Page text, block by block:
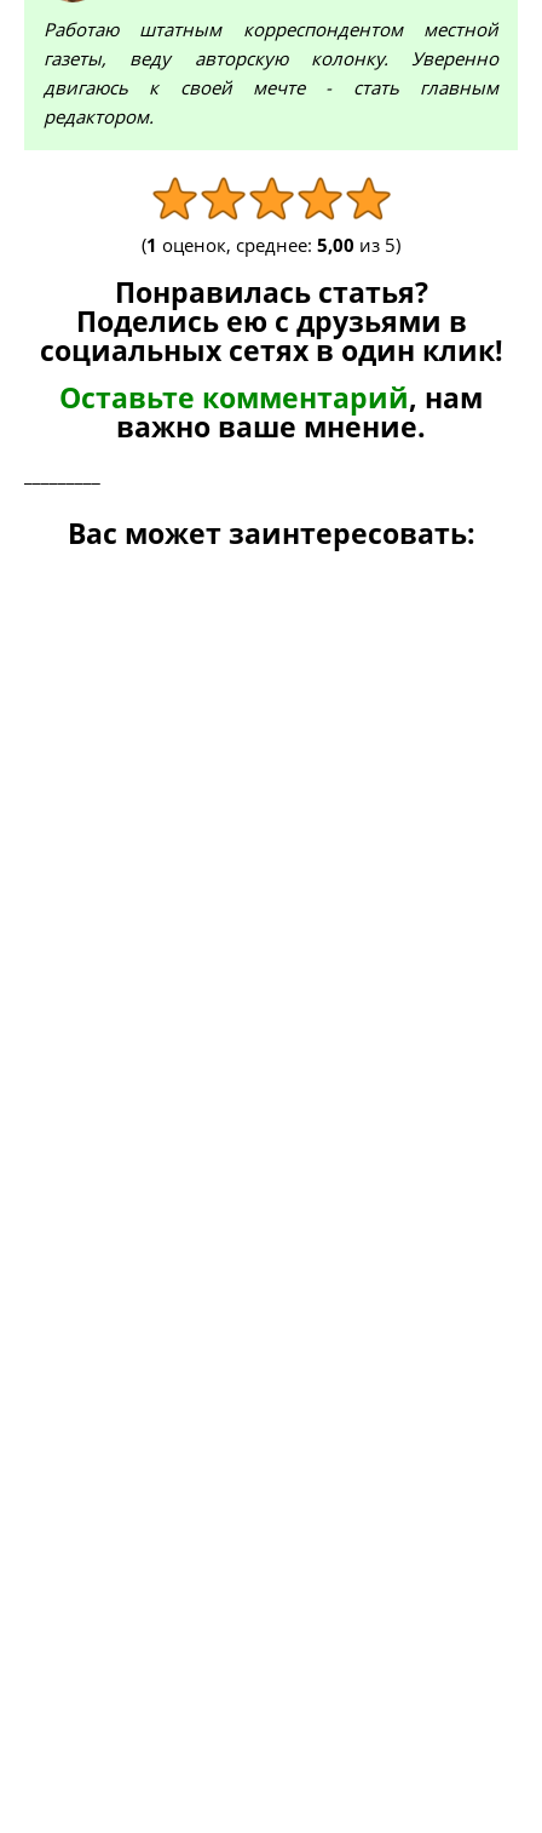
Работаю штатным корреспондентом местной
газеты, веду авторскую колонку. Уверенно
двигаюсь к своей мечте - стать главным
редактором.
(1 оценок, среднее: 5,00 из 5)
Понравилась статья?
Поделись ею с друзьями в
социальных сетях в один клик!
Оставьте комментарий, нам
важно ваше мнение.
Вас может заинтересовать: